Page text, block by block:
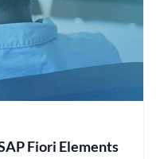
Fiori Elements